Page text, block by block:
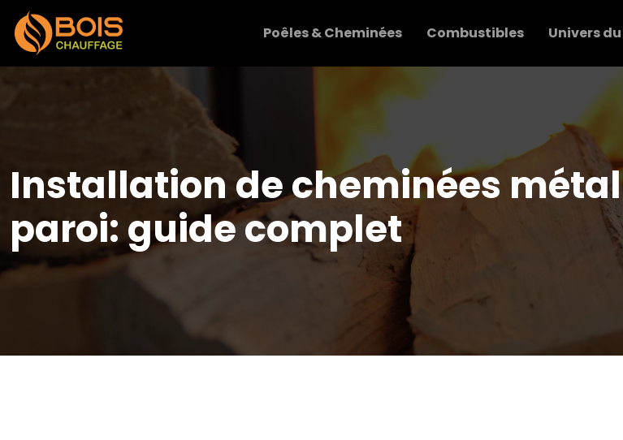
Poêles & Cheminées Combustibles Univers
Installation de cheminées
paroi: guide complet